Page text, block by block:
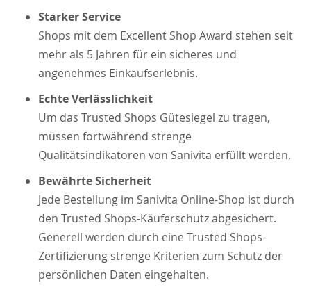
Starker Service
Shops mit dem Excellent Shop Award stehen seit
mehr als 5 Jahren für ein sicheres und
angenehmes Einkaufserlebnis.
Echte Verlässlichkeit
Um das Trusted Shops Gütesiegel zu tragen,
müssen fortwährend strenge
Qualitätsindikatoren von Sanivita erfüllt werden.
Bewährte Sicherheit
Jede Bestellung im Sanivita Online-Shop ist durch
den Trusted Shops-Käuferschutz abgesichert.
Generell werden durch eine Trusted Shops-
Zertifizierung strenge Kriterien zum Schutz der
persönlichen Daten eingehalten.